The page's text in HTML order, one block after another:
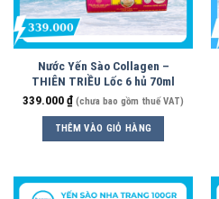
Nước Yến Sào Collagen –
THIÊN TRIỀU Lốc 6 hủ 70ml
339.000₫ (chưa bao gồm thuế VAT)
THÊM VÀO GIỎ HÀNG